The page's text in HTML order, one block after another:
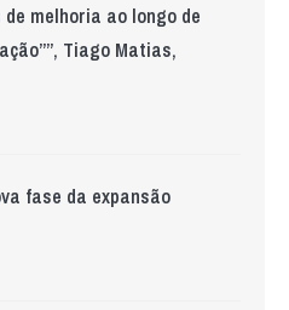
melhoria ao longo de
Tiago Matias,
fase da expansão